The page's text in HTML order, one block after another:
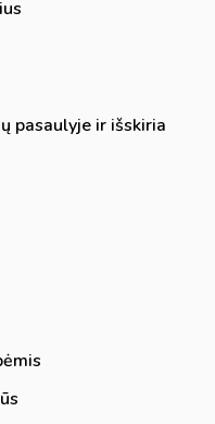
pasaulyje ir išskiria